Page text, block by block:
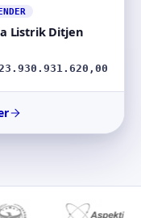
Listrik Ditjen